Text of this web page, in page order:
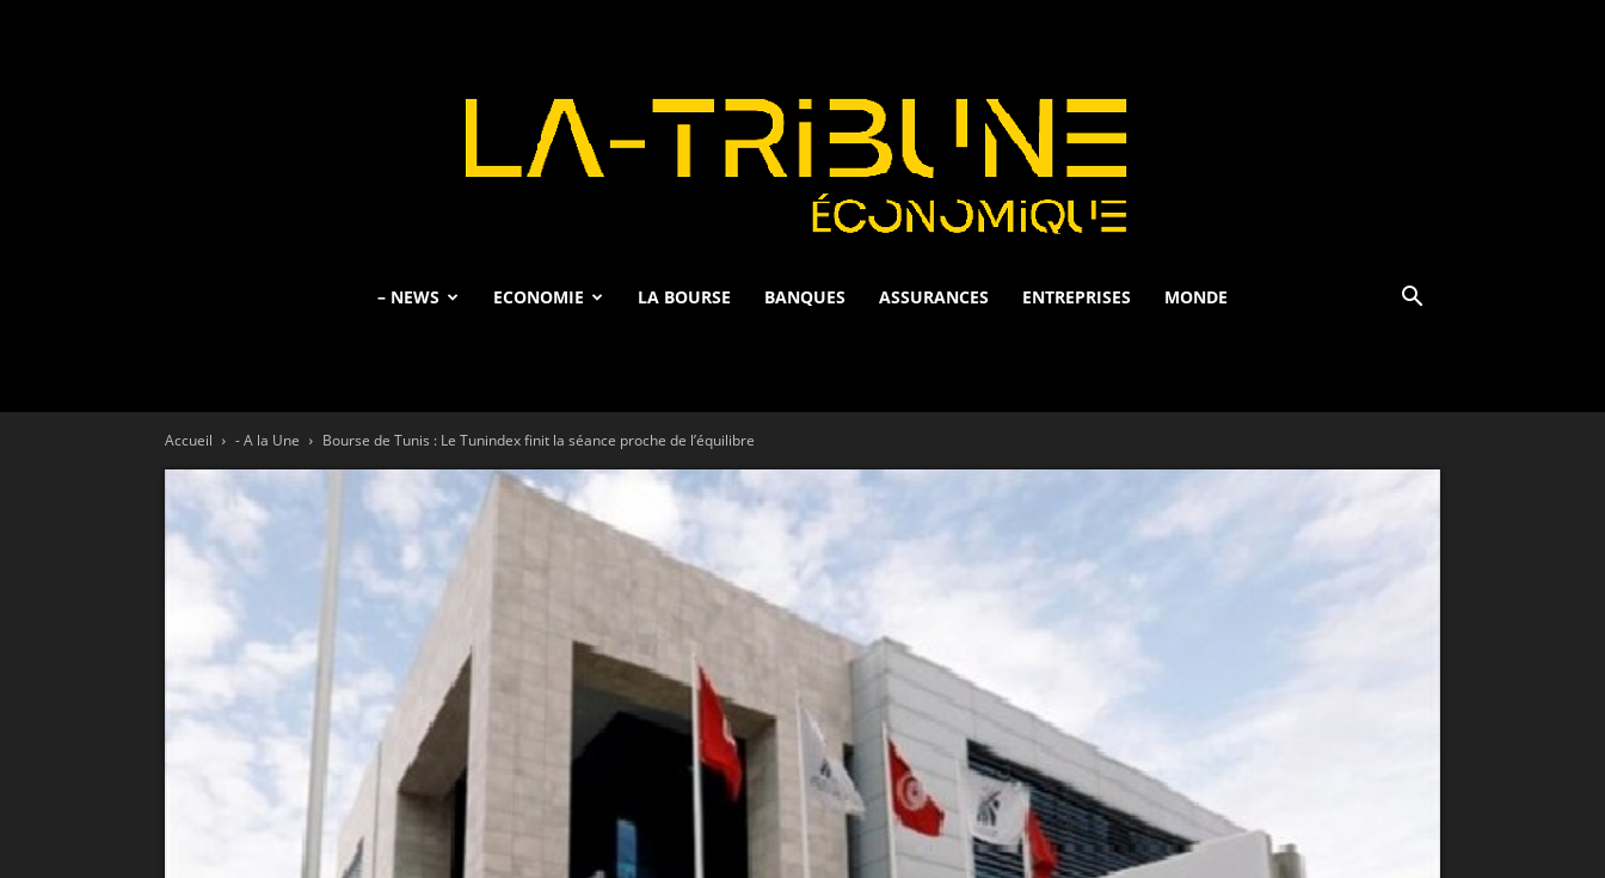
Economique
– NEWS ECONOMIE LA BOURSE BANQUES ASSURANCES ENTREPRISES MONDE
Accueil - A la Une Bourse de Tunis : Le Tunindex finit la séance proche de l’équilibre